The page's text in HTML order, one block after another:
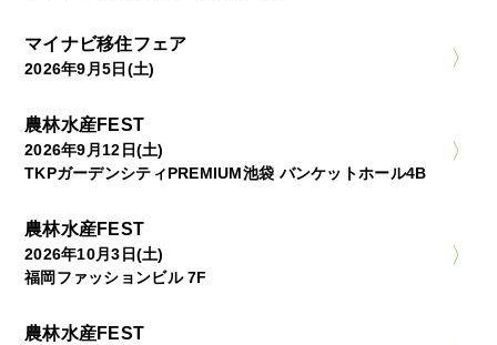
マイナビ移住フェア
2026年9月5日(土)
農林水産FEST
2026年9月12日(土)
TKPガーデンシティPREMIUM池袋 バンケットホール4B
農林水産FEST
2026年10月3日(土)
福岡ファッションビル 7F
農林水産FEST